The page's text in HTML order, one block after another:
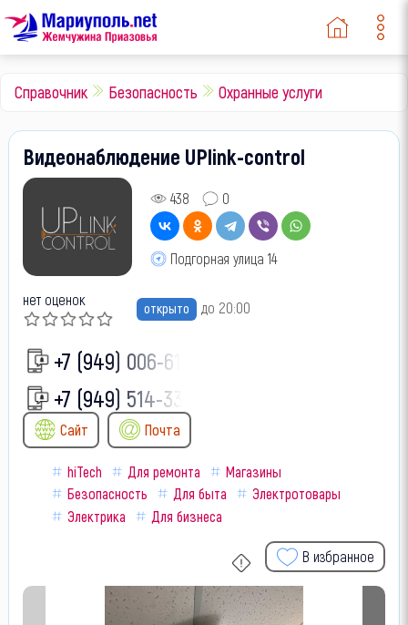
Справочник Безопасность Охранные услуги
Видеонаблюдение UPlink-control
438 0
Подгорная улица 14
нет оценок открыто до 20:00
+7 (949) 006-61-
+7 (949) 514-33-
Сайт Почта
hiTech Для ремонта
Магазины
Безопасность
Для быта
Электротовары
Электрика
Для бизнеса
В избранное